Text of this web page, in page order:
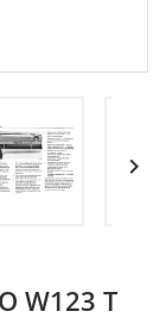

W123 T